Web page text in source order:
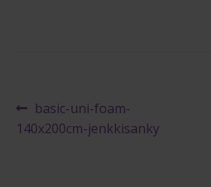
Artikkelien
selaus
Edellinen
artikkeli
basic-uni-foam-
140x200cm-jenkkisanky